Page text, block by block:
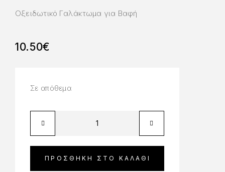
Οξειδωτικό Γαλάκτωμα για Βαφή
10.50€
Σε απόθεμα
ΠΡΟΣΘΉΚΗ ΣΤΟ ΚΑΛΆΘΙ